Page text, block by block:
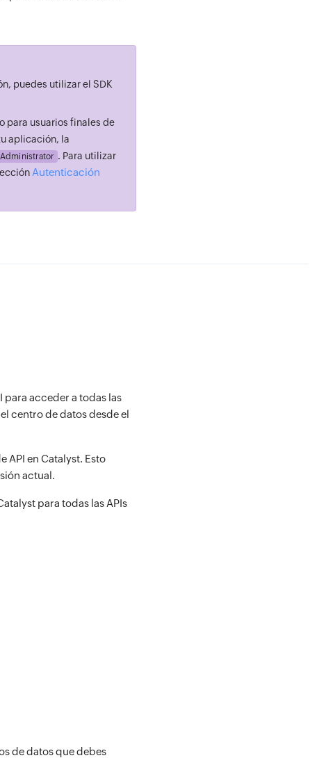
puedes utilizar el SDK
para usuarios finales de
aplicación, la
. Para utilizar
Autenticación
para acceder a todas las
centro de datos desde el
en Catalyst. Esto
actual.
para todas las APIs
de datos que debes